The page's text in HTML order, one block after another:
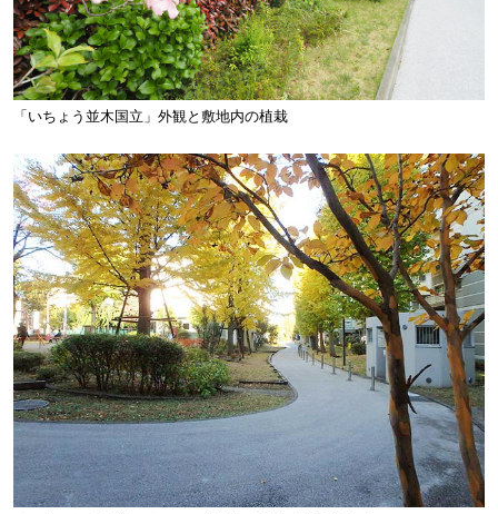
「いちょう並木国立」外観と敷地内の植栽